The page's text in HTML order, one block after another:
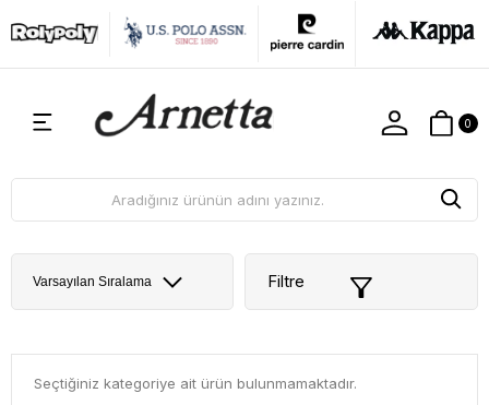
0
Filtre
Seçtiğiniz kategoriye ait ürün bulunmamaktadır.